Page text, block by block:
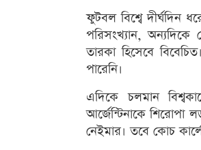
ফুটবল বিশ্বে দীর্ঘদিন
পরিসংখ্যান,
তারকা হিসেবে
পারেনি।
এদিকে চলমান
আর্জেন্টিনাকে শিরোপা
নেইমার। তবে কোচ